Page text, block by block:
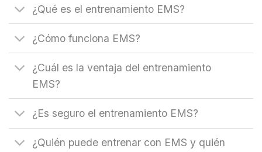
¿Qué es el entrenamiento EMS?
¿Cómo funciona EMS?
¿Cuál es la ventaja del entrenamiento
EMS?
¿Es seguro el entrenamiento EMS?
¿Quién puede entrenar con EMS y quién